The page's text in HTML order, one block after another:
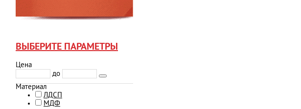
ВЫБЕРИТЕ ПАРАМЕТРЫ
Цена
до
Материал
ЛДСП
МДФ